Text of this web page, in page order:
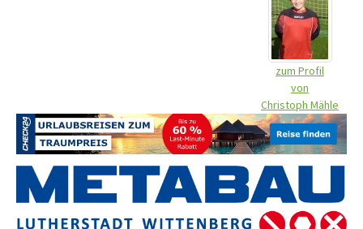
zum Profil
von
Christoph Mähle